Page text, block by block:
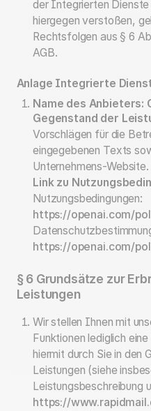
der Integrierten Dienste
hiergegen verstoßen,
Rechtsfolgen aus § 6
AGB.
Anlage Integrierte
Name des Anbieters:
Gegenstand der
Vorschlägen für die
eingegebenen Texts
Unternehmens-Website.
Link zu
Nutzungsbedingungen:
https://openai.com/
https://openai.com/
§ 6 Grundsätze zur
Leistungen
Wir stellen Ihnen mit
Funktionen lediglich
hiermit durch Sie in den
Leistungen (siehe
Leistungsbeschreibung
https://